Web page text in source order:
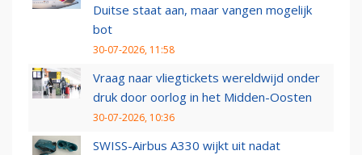
Duitse staat aan, maar vangen mogelijk
bot
30-07-2026, 11:58
Vraag naar vliegtickets wereldwijd onder
druk door oorlog in het Midden-Oosten
30-07-2026, 10:36
SWISS-Airbus A330 wijkt uit nadat